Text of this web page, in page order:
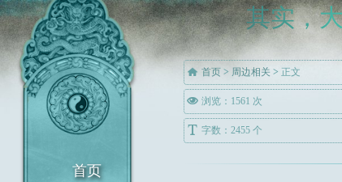
其实，
 首页 > 周边相关 > 正文
 浏览：1561 次
 字数：2455 个